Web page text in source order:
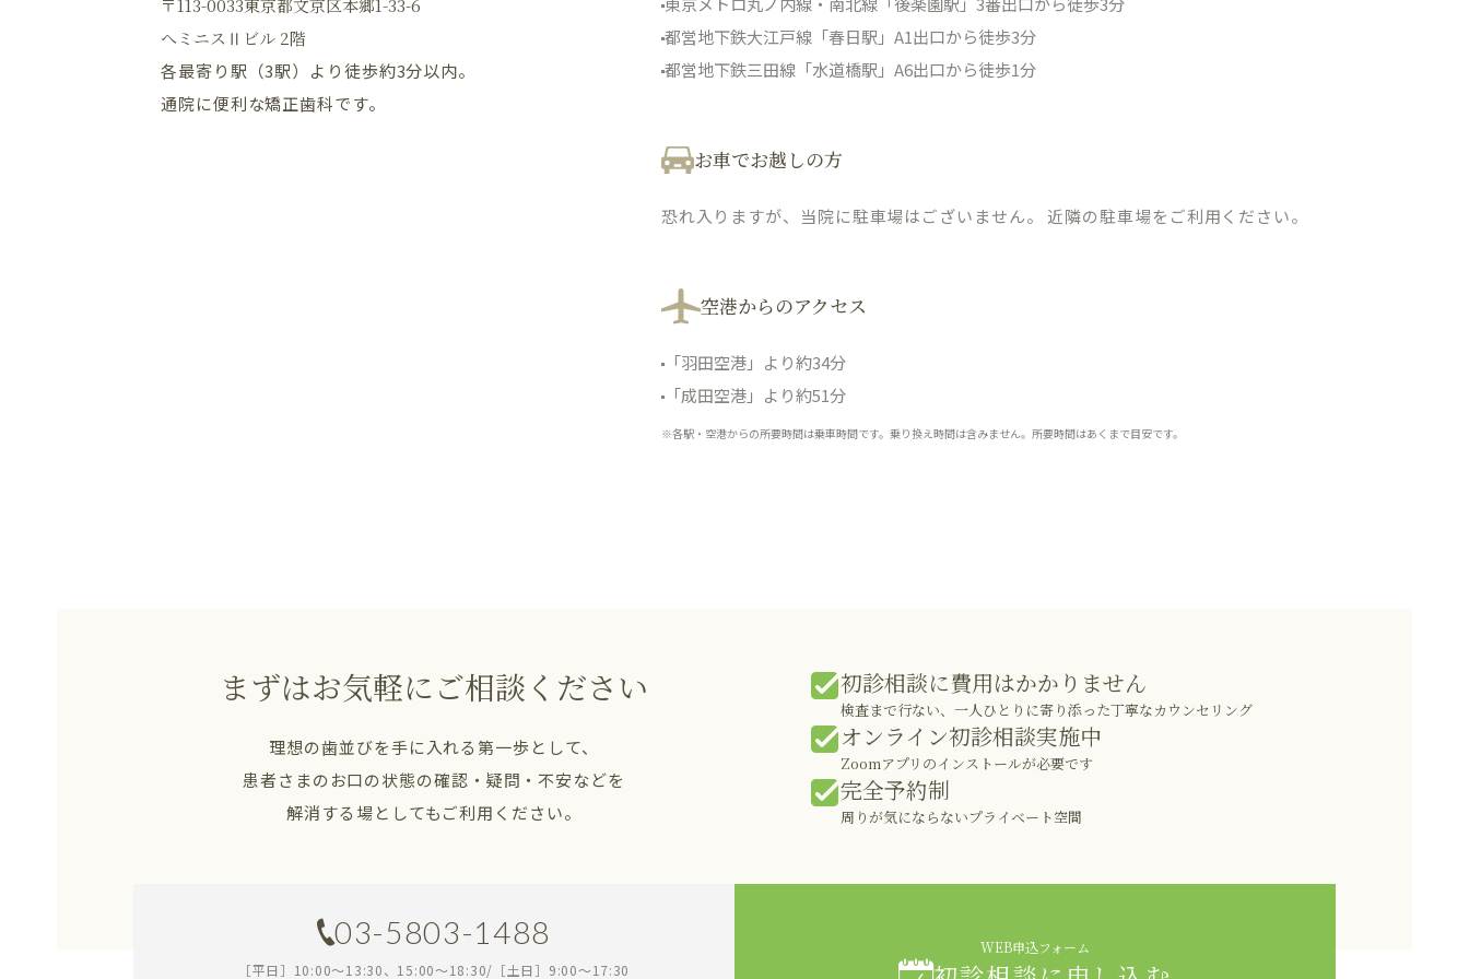
〒113-0033東京都文京区本郷1-33-6
へミニスⅡビル 2階
各最寄り駅（3駅）より徒歩約3分以内。
通院に便利な矯正歯科です。
都営地下鉄大江戸線「春日駅」A1出口から徒歩3分
都営地下鉄三田線「水道橋駅」A6出口から徒歩1分
お車でお越しの方
恐れ入りますが、当院に駐車場はございません。 近隣の駐車場をご利用ください。
空港からのアクセス
「羽田空港」より約34分
「成田空港」より約51分
※各駅・空港からの所要時間は乗車時間です。乗り換え時間は含みません。所要時間はあくまで目安です。
まずはお気軽にご相談ください
理想の歯並びを手に入れる第一歩として、
患者さまのお口の状態の確認・疑問・不安などを
解消する場としてもご利用ください。
初診相談に費用はかかりません
検査まで行ない、一人ひとりに寄り添った丁寧なカウンセリング
オンライン初診相談実施中
Zoomアプリのインストールが必要です
完全予約制
周りが気にならないプライベート空間
03-5803-1488
［平日］10:00～13:30、15:00～18:30/［土日］9:00～17:30
WEB申込フォーム